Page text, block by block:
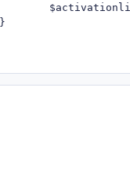
}